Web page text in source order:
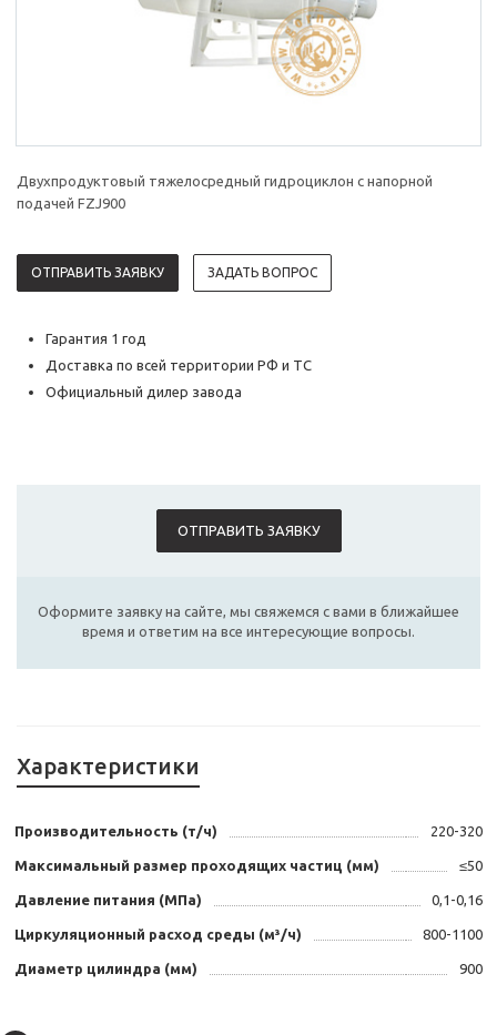
Двухпродуктовый тяжелосредный гидроциклон с напорной
подачей FZJ900
ОТПРАВИТЬ ЗАЯВКУ ЗАДАТЬ ВОПРОС
Гарантия 1 год
Доставка по всей территории РФ и ТС
Официальный дилер завода
ОТПРАВИТЬ ЗАЯВКУ
Оформите заявку на сайте, мы свяжемся с вами в ближайшее
время и ответим на все интересующие вопросы.
Характеристики
Производительность (т/ч) 220-320
Максимальный размер проходящих частиц (мм) ≤50
Давление питания (МПа) 0,1-0,16
Циркуляционный расход среды (м³/ч) 800-1100
Диаметр цилиндра (мм) 900